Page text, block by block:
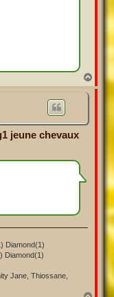
a
jeune chevaux
Diamond(1)
Diamond(1)
Jane, Thiossane,